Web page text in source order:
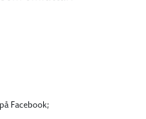
Facebook;